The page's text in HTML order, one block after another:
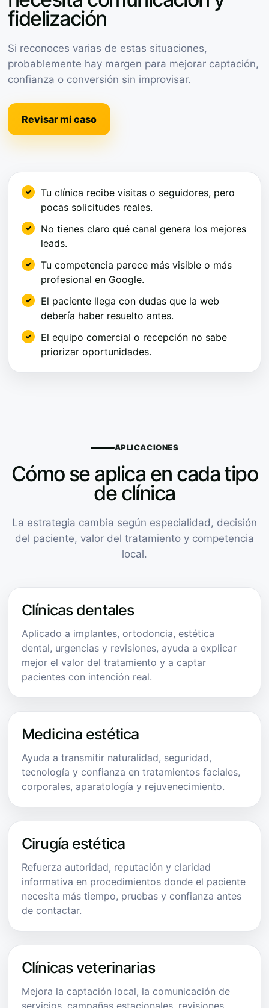
fidelización
Si reconoces varias de estas situaciones,
probablemente hay margen para mejorar captación,
confianza o conversión sin improvisar.
Revisar mi caso
Tu clínica recibe visitas o seguidores, pero
pocas solicitudes reales.
No tienes claro qué canal genera los mejores
leads.
Tu competencia parece más visible o más
profesional en Google.
El paciente llega con dudas que la web
debería haber resuelto antes.
El equipo comercial o recepción no sabe
priorizar oportunidades.
APLICACIONES
Cómo se aplica en cada tipo
de clínica
La estrategia cambia según especialidad, decisión
del paciente, valor del tratamiento y competencia
local.
Clínicas dentales
Aplicado a implantes, ortodoncia, estética
dental, urgencias y revisiones, ayuda a explicar
mejor el valor del tratamiento y a captar
pacientes con intención real.
Medicina estética
Ayuda a transmitir naturalidad, seguridad,
tecnología y confianza en tratamientos faciales,
corporales, aparatología y rejuvenecimiento.
Cirugía estética
Refuerza autoridad, reputación y claridad
informativa en procedimientos donde el paciente
necesita más tiempo, pruebas y confianza antes
de contactar.
Clínicas veterinarias
Mejora la captación local, la comunicación de
servicios, campañas estacionales, revisiones,